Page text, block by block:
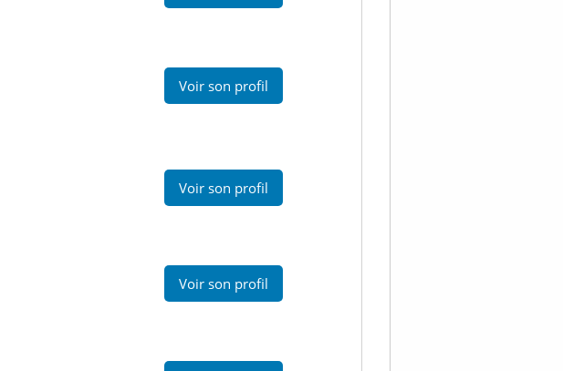
Voir son profil
Voir son profil
Voir son profil